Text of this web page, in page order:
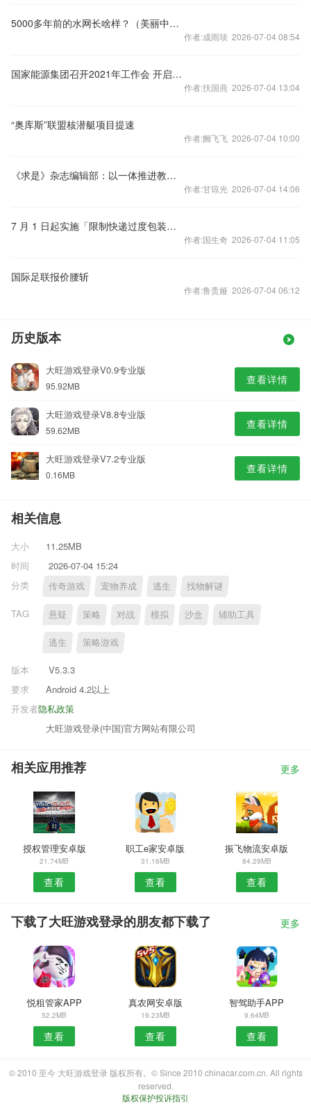
5000多年前的水网长啥样？（美丽中国）
作者:成雨琰 2026-07-04 08:54
国家能源集团召开2021年工作会 开启“十四五”高质量发展新征程
作者:扶国燕 2026-07-04 13:04
“奥库斯”联盟核潜艇项目提速
作者:阙飞飞 2026-07-04 10:00
《求是》杂志编辑部：以一体推进教育科技人才发展支撑中国式现代化
作者:甘琼光 2026-07-04 14:06
7 月 1 日起实施「限制快递过度包装」新国标，非易损易碎类包装不得超过两层，对快递行业有哪些影响？
作者:国生奇 2026-07-04 11:05
国际足联报价腰斩
作者:鲁贵娅 2026-07-04 06:12
历史版本
大旺游戏登录V0.9专业版
95.92MB 查看详情
大旺游戏登录V8.8专业版
59.62MB 查看详情
大旺游戏登录V7.2专业版
0.16MB 查看详情
相关信息
大小
11.25MB
时间
2026-07-04 15:24
分类
传奇游戏 宠物养成 逃生 找物解谜
TAG 悬疑 策略 对战 模拟 沙盒 辅助工具
逃生 策略游戏
版本
V5.3.3
要求
Android 4.2以上
隐私政策
开发者
大旺游戏登录(中国)官方网站有限公司
相关应用推荐 更多
授权管理安卓版
21.74MB
查看
职工e家安卓版
31.16MB
查看
振飞物流安卓版
84.29MB
查看
下载了大旺游戏登录的朋友都下载了 更多
悦租管家APP
52.2MB
查看
真农网安卓版
19.23MB
查看
智驾助手APP
9.64MB
查看
© 2010 至今 大旺游戏登录 版权所有。© Since 2010 chinacar.com.cn. All rights
reserved.
版权保护投诉指引